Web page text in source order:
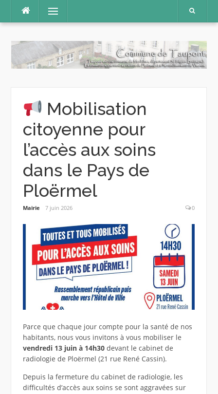
contenu
Menu
Mobilisation
citoyenne pour
l’accès aux soins
dans le Pays de
Ploërmel
Mairie 7 juin 2026 0
Parce que chaque jour compte pour la santé de nos
habitants, nous vous invitons à vous mobiliser le
vendredi 13 juin à 14h30devant le cabinet de
radiologie de Ploërmel (21 rue René Cassin).
Depuis la fermeture du cabinet de radiologie, les
difficultés d’accès aux soins se sont aggravées sur